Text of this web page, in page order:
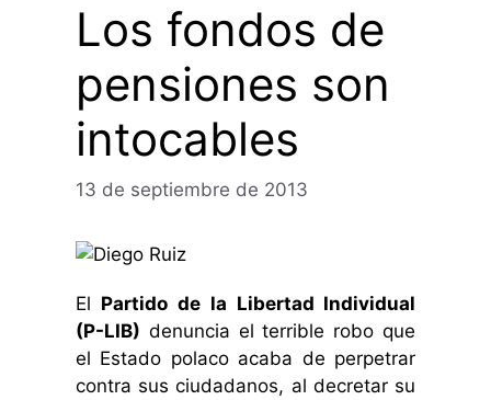
Los fondos de
pensiones son
intocables
13 de septiembre de 2013
El Partido de la Libertad Individual
(P-LIB) denuncia el terrible robo que
el Estado polaco acaba de perpetrar
contra sus ciudadanos, al decretar su